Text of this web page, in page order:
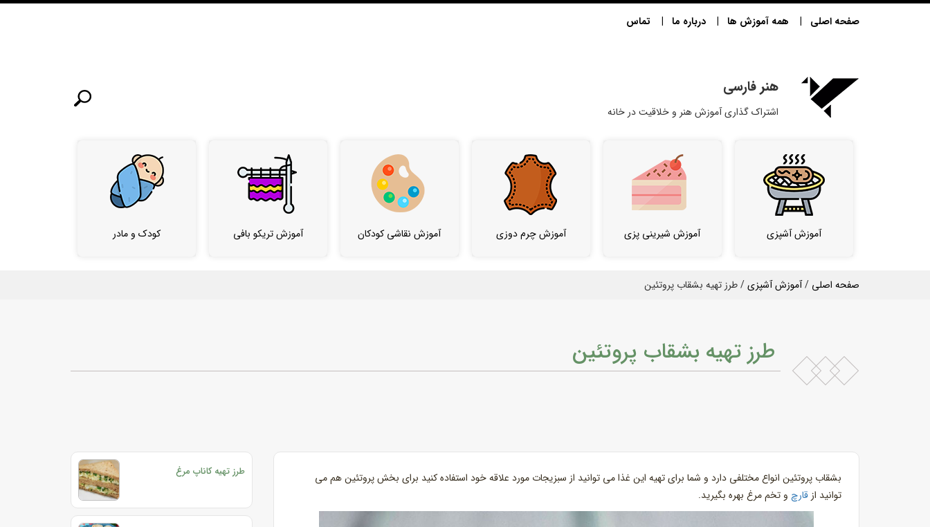
صفحه اصلی همه آموزش ها درباره ما تماس
هنر فارسی
اشتراک گذاری آموزش هنر و خلاقیت در خانه
آموزش آشپزی آموزش شیرینی پزی آموزش چرم دوزی آموزش نقاشی کودکان آموزش تریکو بافی کودک و مادر
صفحه اصلی /آموزش آشپزی/ طرز تهیه بشقاب پروتئین
طرز تهیه بشقاب پروتئین
بشقاب پروتئین انواع مختلفی دارد و شما برای تهیه این غذا می توانید از سبزیجات مورد علاقه خود استفاده کنید برای بخش پروتئین هم می
توانید از قارچ و تخم مرغ بهره بگیرید.
طرز تهیه کاناپ مرغ